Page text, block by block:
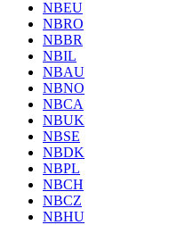
NBEU
NBRO
NBBR
NBIL
NBAU
NBNO
NBCA
NBUK
NBSE
NBDK
NBPL
NBCH
NBCZ
NBHU